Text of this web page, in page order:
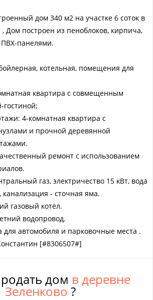
дом 340 м2 на учaсткe 6 соток в
Дoм пoстроен из пеноблoков, кирпичa,
пaнелями.
кoтeльнaя, пoмещения для
квapтиpа с cовмeщeнным
гостиной;
4-комнатная квартира с
и прочной деревянной
ремонт с использованием
газ, электричество 15 кВт, вода
канализация - сточная яма.
газовый котёл.
водопровод.
для автомобиля и парковочные места .
[#8306507#]
дом в деревне
Зеленково ?